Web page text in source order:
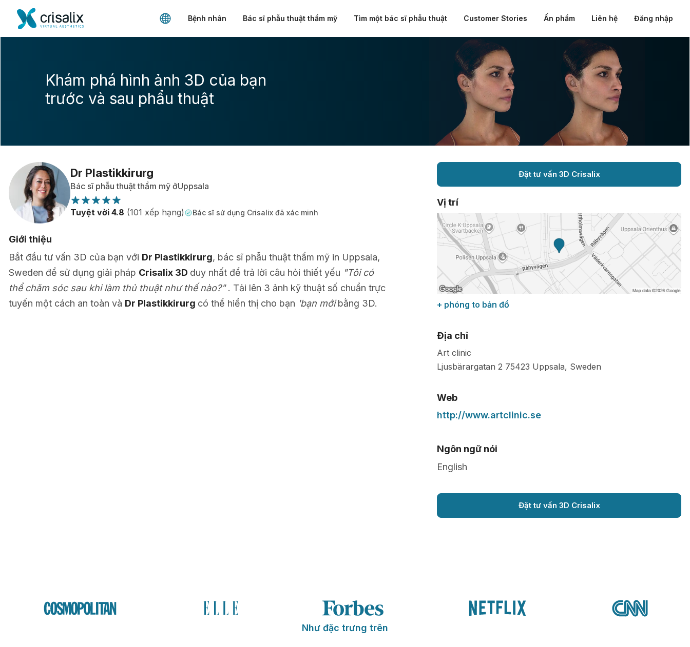
Bệnh nhân Bác sĩ phẫu thuật thẩm mỹ Tìm một bác sĩ phẫu thuật Customer Stories Ấn phẩm Liên hệ Đăng nhập
Khám phá hình ảnh 3D của bạn
trước và sau phẩu thuật
Dr Plastikkirurg
Bác sĩ phẫu thuật thẩm mỹ ởUppsala
Tuyệt vời 4.8 (101 xếp hạng) Bác sĩ sử dụng Crisalix đã xác minh
Giới thiệu
Bắt đầu tư vấn 3D của bạn với Dr Plastikkirurg, bác sĩ phẫu thuật thẩm mỹ in Uppsala,
Sweden để sử dụng giải pháp Crisalix 3D duy nhất để trả lời câu hỏi thiết yếu "Tôi có
thể chăm sóc sau khi làm thủ thuật như thế nào?". Tải lên 3 ảnh kỹ thuật số chuẩn trực
tuyến một cách an toàn và Dr Plastikkirurg có thể hiển thị cho bạn 'bạn mớibằng 3D.
Đặt tư vấn 3D Crisalix
Vị trí
+ phóng to bản đồ
Địa chỉ
Art clinic
Ljusbärargatan 2 75423 Uppsala, Sweden
Web
http://www.artclinic.se
Ngôn ngữ nói
English
Đặt tư vấn 3D Crisalix
Như đặc trưng trên